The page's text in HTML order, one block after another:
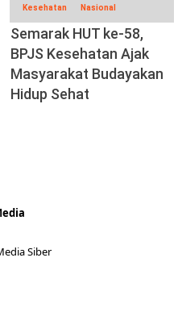
Kesehatan Nasional
Semarak HUT ke-58,
BPJS Kesehatan Ajak
Masyarakat Budayakan
Hidup Sehat
Siber